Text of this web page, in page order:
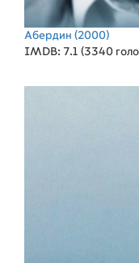
Абердин (2000)
IMDB: 7.1 (3340